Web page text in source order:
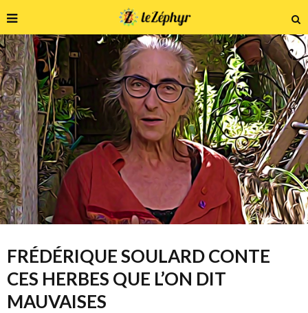
FRÉDÉRIQUE SOULARD CONTE
CES HERBES QUE L’ON DIT
MAUVAISES